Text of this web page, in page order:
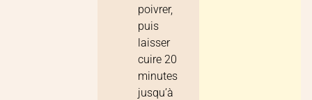
poivrer,
puis
laisser
cuire 20
minutes
jusqu’à